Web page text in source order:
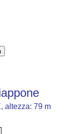
altezza: 79 m